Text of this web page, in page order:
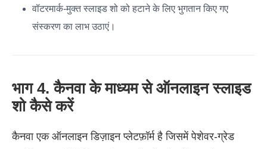
वॉटरमार्क-मुक्त स्लाइड शो को हटाने के लिए भुगतान किए गए
संस्करण का लाभ उठाएं।
भाग 4. कैनवा के माध्यम से ऑनलाइन स्लाइड
शो कैसे करें
कैनवा एक ऑनलाइन डिज़ाइन प्लेटफ़ॉर्म है जिसमें पेशेवर-ग्रेड